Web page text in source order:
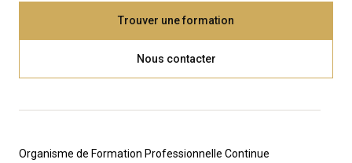
Trouver une formation
Nous contacter
Organisme de Formation Professionnelle Continue